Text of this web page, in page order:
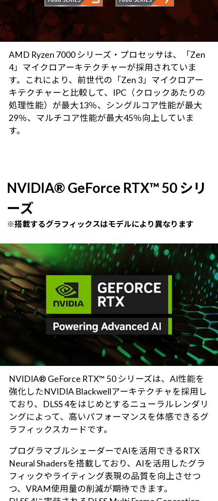
AMD Ryzen 7000 シリーズ・プロセッサは、「Zen
4」マイクロアーキテクチャーが採用されていま
す。これにより、前世代の「Zen 3」マイクロアー
キテクチャーと比較して、IPC（クロックあたりの
処理性能）が最大13％、シングルコア性能が最大
29％、マルチコア性能が最大45％向上していま
す。
NVIDIA® GeForce RTX™ 50 シリ
ーズ
※搭載するグラフィックスはモデルにより異なります
NVIDIA® GeForce RTX™ 50 シリーズは、AI性能を
強化したNVIDIA Blackwellアーキテクチャを採用し
ており、DLSS 4をはじめとするニューラルレンダリ
ングによって、高いパフォーマンスを体感できるグ
ラフィックスカードです。
プログラマブルシェーダーでAIを活用できるRTX
Neural Shadersを搭載しており、AIを活用したグラ
フィックやライティング表現の品質を向上させつ
つ、VRAM使用量の削減が期待できます。